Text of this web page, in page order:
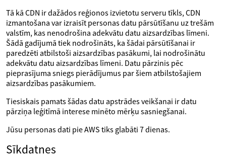
Tā kā CDN ir dažādos reģionos izvietotu serveru tīkls, CDN
izmantošana var izraisīt personas datu pārsūtīšanu uz trešām
valstīm, kas nenodrošina adekvātu datu aizsardzības līmeni.
Šādā gadījumā tiek nodrošināts, ka šādai pārsūtīšanai ir
paredzēti atbilstoši aizsardzības pasākumi, lai nodrošinātu
adekvātu datu aizsardzības līmeni. Datu pārzinis pēc
pieprasījuma sniegs pierādījumus par šiem atbilstošajiem
aizsardzības pasākumiem.
Tiesiskais pamats šādas datu apstrādes veikšanai ir datu
pārziņa leģitīmā interese minēto mērķu sasniegšanai.
Jūsu personas dati pie AWS tiks glabāti 7 dienas.
Sīkdatnes